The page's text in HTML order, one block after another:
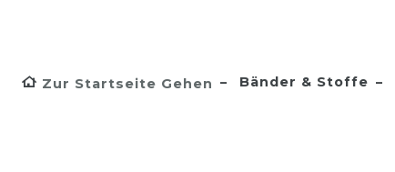
Zur Startseite Gehen Bänder & Stoffe